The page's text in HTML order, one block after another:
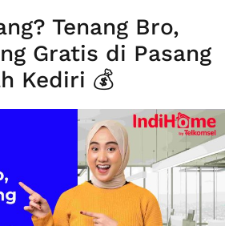
Tenang Bro,
Gratis di Pasang
Kediri 💰